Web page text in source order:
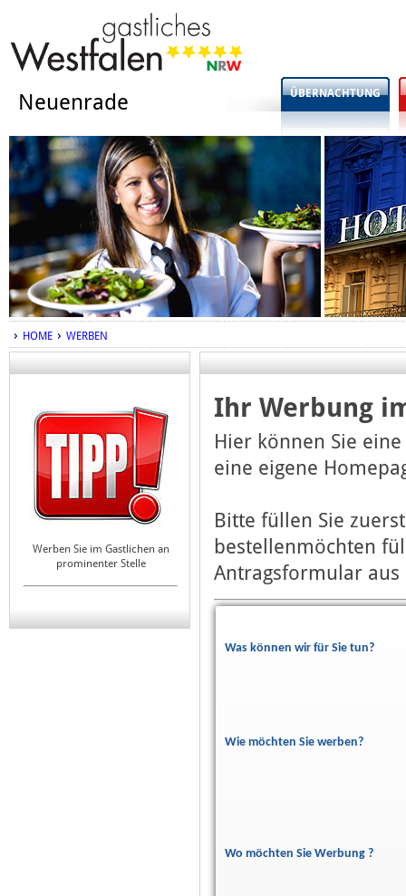
Neuenrade ÜBERNACHTUNG
HOME WERBEN
Werben Sie im Gastlichen an
prominenter Stelle
Ihr Werbung
Hier können Sie
eine eigene
Bitte füllen Sie
bestellenmöchten
Antragsformular
Was können wir für Sie tun?
Wie möchten Sie werben?
Wo möchten Sie Werbung ?